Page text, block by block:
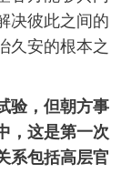
决彼此之间的
久安的根本之
验，但朝方事
，这是第一次
系包括高层官